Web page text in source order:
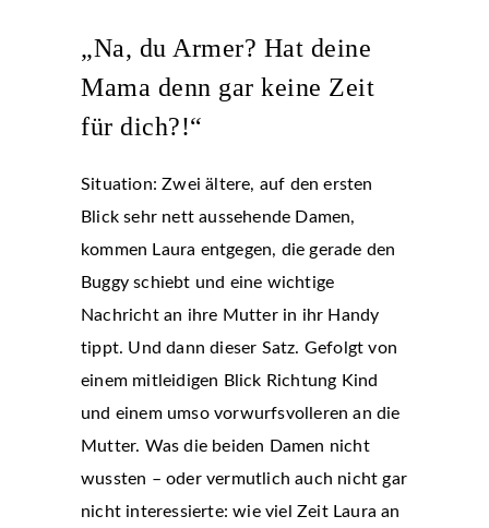
„Na, du Armer? Hat deine
Mama denn gar keine Zeit
für dich?!“
Situation: Zwei ältere, auf den ersten
Blick sehr nett aussehende Damen,
kommen Laura entgegen, die gerade den
Buggy schiebt und eine wichtige
Nachricht an ihre Mutter in ihr Handy
tippt. Und dann dieser Satz. Gefolgt von
einem mitleidigen Blick Richtung Kind
und einem umso vorwurfsvolleren an die
Mutter. Was die beiden Damen nicht
wussten – oder vermutlich auch nicht gar
nicht interessierte: wie viel Zeit Laura an